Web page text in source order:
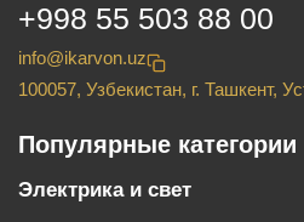
+998 55 503 88 00
info@ikarvon.uz
100057, Узбекистан, г. Ташкент,
Популярные категории
Электрика и свет